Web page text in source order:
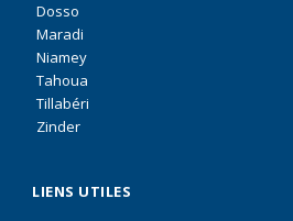
Dosso
Maradi
Niamey
Tahoua
Tillabéri
Zinder
LIENS UTILES